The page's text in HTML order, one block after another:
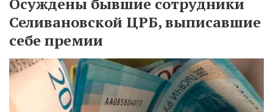
Селивановской ЦРБ, выписавшие
себе премии